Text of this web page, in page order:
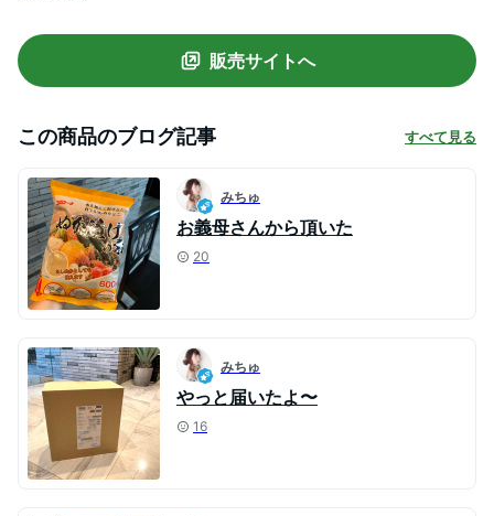
販売サイトへ
この商品のブログ記事 すべて見る
みちゅ
お義母さんから頂いた
20
みちゅ
やっと届いたよ〜
16